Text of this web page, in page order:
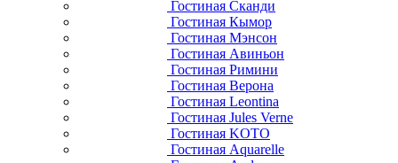
Гостиная Сканди
Гостиная Кымор
Гостиная Мэнсон
Гостиная Авиньон
Гостиная Римини
Гостиная Верона
Гостиная Leontina
Гостиная Jules Verne
Гостиная KOTO
Гостиная Aquarelle